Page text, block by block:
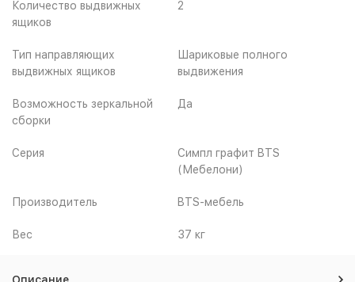
Количество выдвижных
ящиков
2
Тип направляющих
выдвижных ящиков
Шариковые полного
выдвижения
Возможность зеркальной
сборки
Да
Серия
Симпл графит BTS
(Мебелони)
Производитель BTS-мебель
Вес 37 кг
Описание